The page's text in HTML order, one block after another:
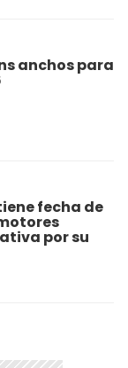
anchos para
fecha de
por su